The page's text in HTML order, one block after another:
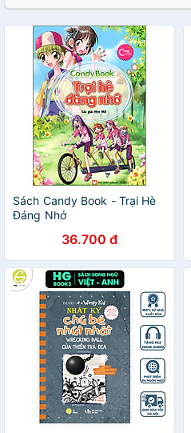
Sách Candy Book - Trại Hè
Đáng Nhớ
36.700 đ